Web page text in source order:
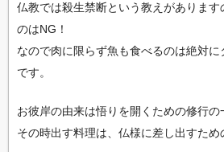
仏教では殺生禁断という教えがあります
のはNG！
なので肉に限らず魚も食べるのは絶対
です。
お彼岸の由来は悟りを開くための修行の
その時出す料理は、仏様に差し出すため